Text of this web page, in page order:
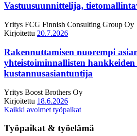
Vastuusuunnittelija,
Yritys FCG Finnish Consulting Group Oy
Kirjoitettu 20.7.2026
Rakennuttamisen nuorempi
yhteistoiminnallisten
kustannusasiantuntija
Yritys Boost Brothers Oy
Kirjoitettu 18.6.2026
Kaikki avoimet työpaikat
Työpaikat & työelämä